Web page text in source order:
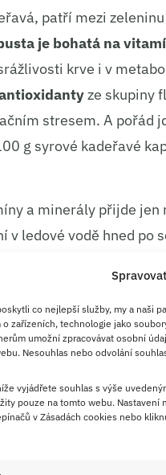
co nejlepší služby, my a naši
o zařízeních, technologie jako
umožní zpracovávat osobní
Nesouhlas nebo odvolání
vyjádřete souhlas s výše
pouze na tomto webu.
v Zásadách cookies nebo
patří mezi
je bohatá na
krve i v
ze skupiny
stresem. A pořád
g syrové kadeřavé
a minerály přijde jen
v ledové vodě hned po
lívance
15 cm:
– 150 g